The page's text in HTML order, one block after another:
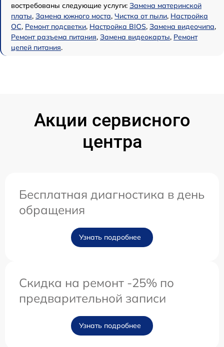
востребованы следующие услуги: Замена материнской
платы, Замена южного моста, Чистка от пыли, Настройка
ОС, Ремонт подсветки, Настройка BIOS, Замена видеочипа,
Ремонт разъема питания, Замена видеокарты, Ремонт
цепей питания.
Акции сервисного
центра
Бесплатная диагностика в день
обращения
Узнать подробнее
Скидка на ремонт -25% по
предварительной записи
Узнать подробнее